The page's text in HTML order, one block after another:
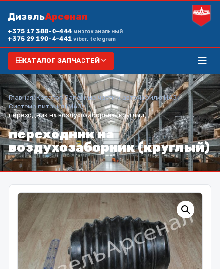
ДизельАрсенал
+375 17 388-0-444 многоканальный
+375 29 190-4-441viber, telegram
КАТАЛОГ ЗАПЧАСТЕЙ
Главная/Каталог/Запасные части к автомобилю МАЗ/
Система питания (МАЗ)/
переходник на воздухозаборник (круглый)
переходник на
воздухозаборник (круглый)